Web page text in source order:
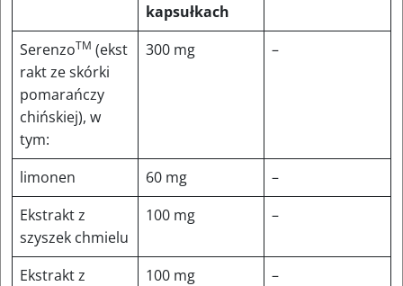
kapsułkach
SerenzoTM (ekst
rakt ze skórki
pomarańczy
chińskiej), w
tym:
300 mg –
limonen 60 mg
–
Ekstrakt z
szyszek chmielu
100 mg –
Ekstrakt z
100 mg –